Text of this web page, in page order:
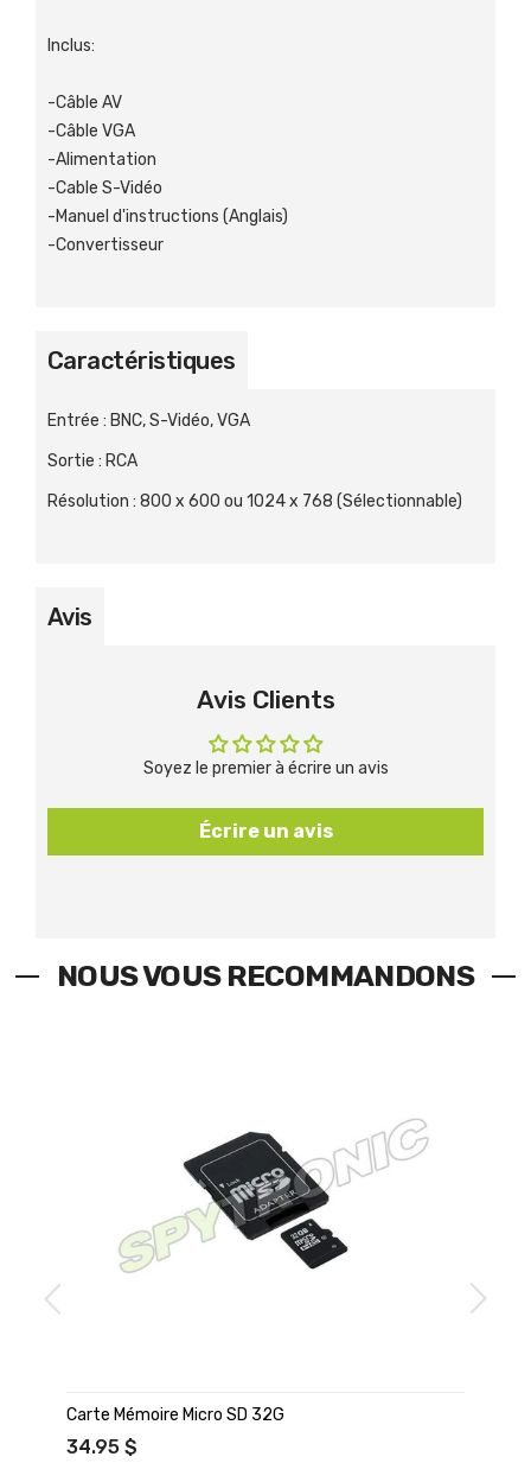
Inclus:
-Câble AV
-Câble VGA
-Alimentation
-Cable S-Vidéo
-Manuel d'instructions (Anglais)
-Convertisseur
Caractéristiques
Entrée : BNC, S-Vidéo, VGA
Sortie : RCA
Résolution : 800 x 600 ou 1024 x 768 (Sélectionnable)
Avis
Avis Clients
Soyez le premier à écrire un avis
Écrire un avis
NOUS VOUS RECOMMANDONS
Carte Mémoire Micro SD 32G
34.95 $